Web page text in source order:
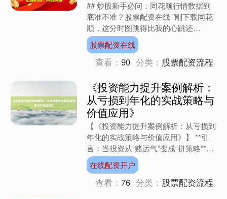
## 炒股新手必问：同花顺行情数据到
底准不准？股票配资在线 "刚下载同花
顺，这分时图跳得比我的心跳还
快！"不少新股民打开软件时都会产生
这样的疑问。作为国内用户量....
股票配资在线
查看：90 分类： 股票配资流程
《投资能力提升案例解析：
从亏损到年化的实战策略与
价值应用》
【《投资能力提升案例解析：从亏损到
年化的实战策略与价值应用》】 **引
言：当投资从“赌运气”变成“拼策略”**
2022年，32岁的互联网产品经理张磊
（化名）在....
在线配资开户
查看：76 分类： 股票配资流程